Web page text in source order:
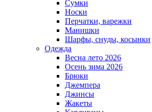
Сумки
Носки
Перчатки, варежки
Манишки
Шарфы, снуды, косынки
Одежда
Весна лето 2026
Осень зима 2026
Брюки
Джемпера
Джинсы
Жакеты